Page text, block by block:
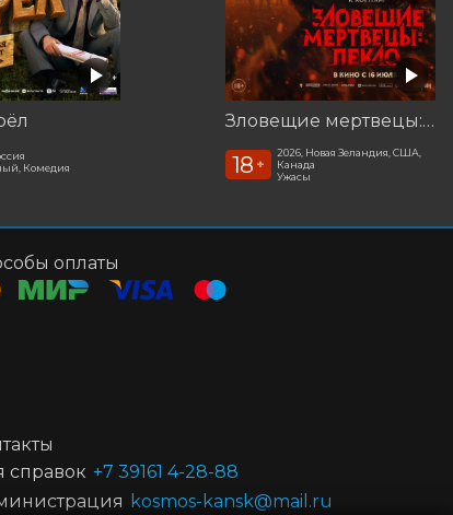
Комедия
Зловещие мертвецы: Пекло
18 +
2026, Новая Зеландия, США,
Канада
Ужасы
оплаты
справок +7 39161 4-28-88
kosmos-kansk@mail.ru